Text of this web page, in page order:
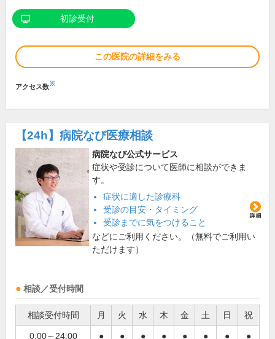
初診受付
この医院の詳細をみる
アクセス数※
【24h】 病院なび医療相談
病院なび公式サービス
症状や受診について医師に相談ができま
す。
症状に適した診療科
受診の目安・タイミング
受診までに気をつけること
などにご利用ください。（無料でご利用い
ただけます）
相談／受付時間
相談受付時間 月 火 水 木 金 土 日 祝
0:00～24:00 ● ● ● ● ● ● ● ●